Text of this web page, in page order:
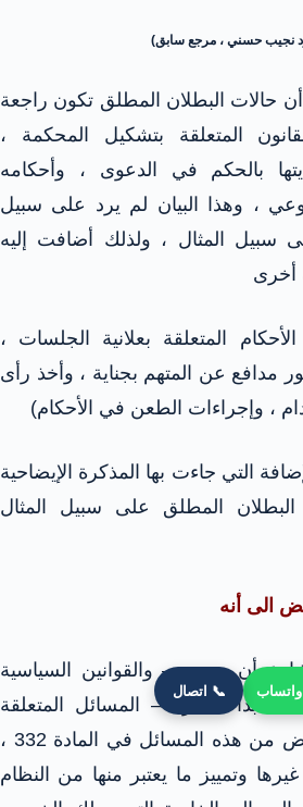
نجيب حسني ، مرجع سابق)
أن حالات البطلان المطلق تكون راجعة
المتعلقة بتشكيل المحكمة ،
بالحكم في الدعوى ، وأحكامه
، وهذا البيان لم يرد على سبيل
سبيل المثال ، ولذلك أضافت إليه
أخرى
المتعلقة بعلانية الجلسات ،
مدافع عن المتهم بجناية ، وأخذ رأى
، وإجراءات الطعن في الأحكام)
التي جاءت بها المذكرة الإيضاحية
المطلق على سبيل المثال
الى أنه
أن يحصر – والقوانين السياسية
أبدا متغيرة – المسائل المتعلقة
بالنظام العام فذكر البعض من هذه المسائل في المادة 332 ،
وتمييز ما يعتبر منها من النظام
📞 اتصال